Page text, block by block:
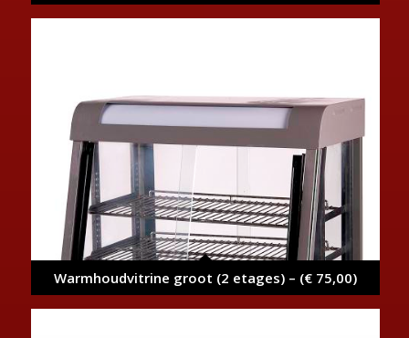
Warmhoudvitrine groot (2 etages) – (€ 75,00)